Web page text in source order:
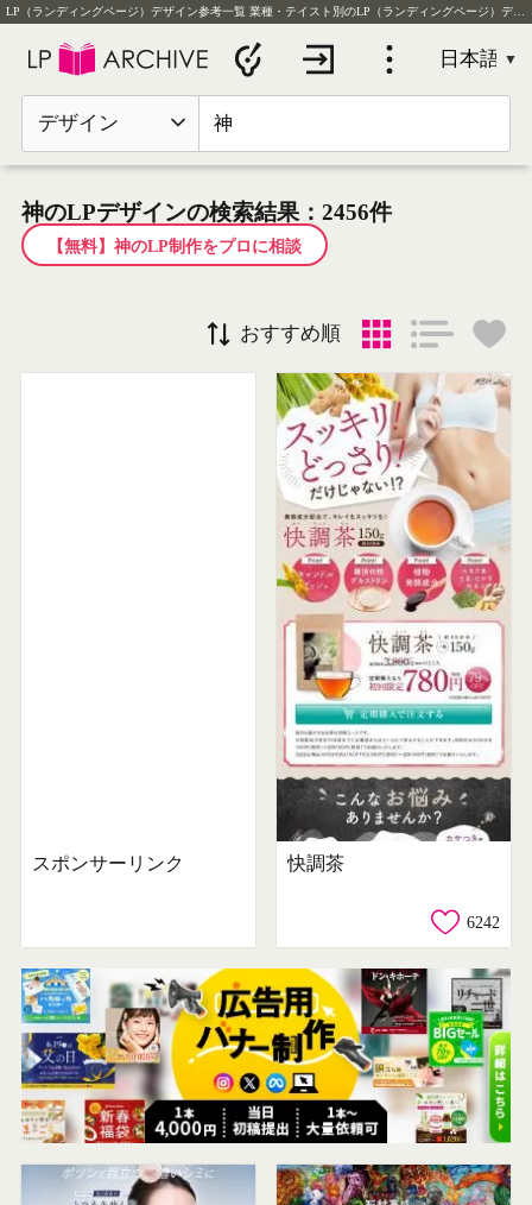
LP（ランディングページ）デザイン参考一覧 業種・テイスト別のLP（ランディングページ）デザイン実例を毎日更新
デザイン
神のLPデザインの検索結果：2456件
【無料】神のLP制作をプロに相談
おすすめ順
スポンサーリンク 快調茶
6242